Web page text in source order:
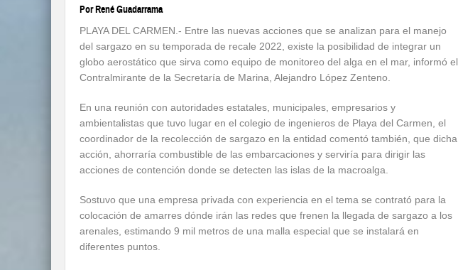
Por René Guadarrama
PLAYA DEL CARMEN.- Entre las nuevas acciones que se analizan para el manejo
del sargazo en su temporada de recale 2022, existe la posibilidad de integrar un
globo aerostático que sirva como equipo de monitoreo del alga en el mar, informó el
Contralmirante de la Secretaría de Marina, Alejandro López Zenteno.
En una reunión con autoridades estatales, municipales, empresarios y
ambientalistas que tuvo lugar en el colegio de ingenieros de Playa del Carmen, el
coordinador de la recolección de sargazo en la entidad comentó también, que dicha
acción, ahorraría combustible de las embarcaciones y serviría para dirigir las
acciones de contención donde se detecten las islas de la macroalga.
Sostuvo que una empresa privada con experiencia en el tema se contrató para la
colocación de amarres dónde irán las redes que frenen la llegada de sargazo a los
arenales, estimando 9 mil metros de una malla especial que se instalará en
diferentes puntos.